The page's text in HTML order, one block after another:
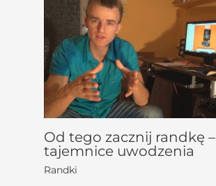
Od tego zacznij randkę –
tajemnice uwodzenia
Randki